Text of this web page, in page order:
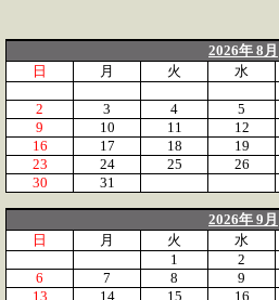
2026年 8月
日
月 火 水
2
3 4 5
9
10 11 12
16
17 18 19
23
24 25 26
30
31
2026年 9月
日
月 火 水
1
2
6
7 8 9
13
14 15 16